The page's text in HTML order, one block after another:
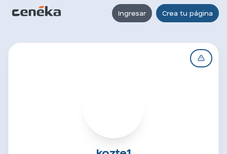
Ingresar Crea tu página